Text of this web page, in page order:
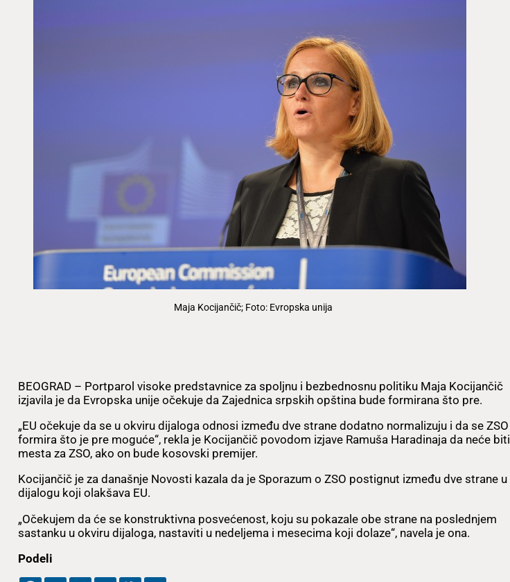
Maja Kocijančič; Foto: Evropska unija
BEOGRAD – Portparol visoke predstavnice za spoljnu i bezbednosnu politiku Maja Kocijančič
izjavila je da Evropska unije očekuje da Zajednica srpskih opština bude formirana što pre.
„EU očekuje da se u okviru dijaloga odnosi između dve strane dodatno normalizuju i da se ZSO
formira što je pre moguće“, rekla je Kocijančič povodom izjave Ramuša Haradinaja da neće biti
mesta za ZSO, ako on bude kosovski premijer.
Kocijančič je za današnje Novosti kazala da je Sporazum o ZSO postignut između dve strane u
dijalogu koji olakšava EU.
„Očekujem da će se konstruktivna posvećenost, koju su pokazale obe strane na poslednjem
sastanku u okviru dijaloga, nastaviti u nedeljema i mesecima koji dolaze“, navela je ona.
Podeli